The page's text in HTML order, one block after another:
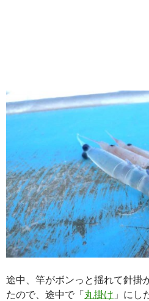
途中、竿がボンっと揺れて針掛
たので、途中で「丸掛け 」にし